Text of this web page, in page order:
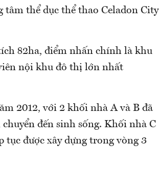
thể dục thể thao Celadon City
82ha, điểm nhấn chính là khu
nội khu đô thị lớn nhất
2012, với 2 khối nhà A và B đã
đến sinh sống. Khối nhà C
tục được xây dựng trong vòng 3